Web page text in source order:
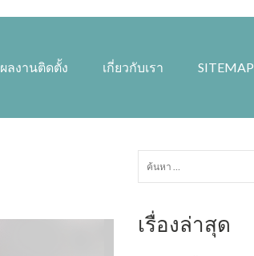
ผลงานติดตั้ง เกี่ยวกับเรา SITEMAP
เรื่องล่าสุด